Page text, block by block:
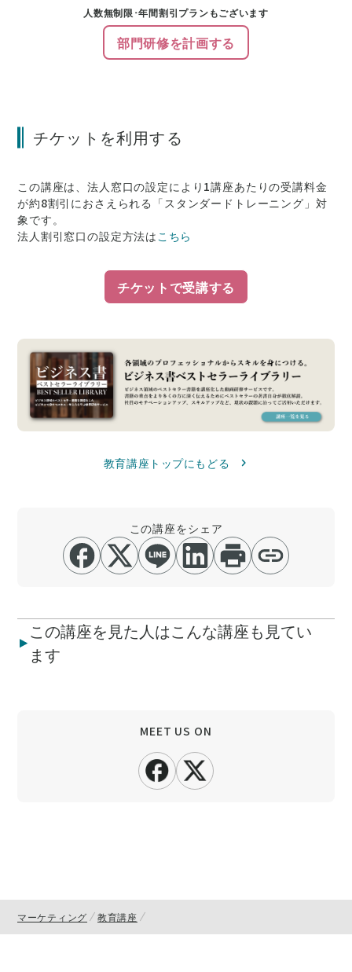
人数無制限･年間割引プランもございます
部門研修を計画する
チケットを利用する
この講座は、法人窓口の設定により1講座あたりの受講料金
が約8割引におさえられる「スタンダードトレーニング」対
象です。
法人割引窓口の設定方法は こちら
チケットで受講する
教育講座トップにもどる
この講座をシェア
この講座を見た人はこんな講座も見てい
ます
MEET US ON
マーケティング 教育講座